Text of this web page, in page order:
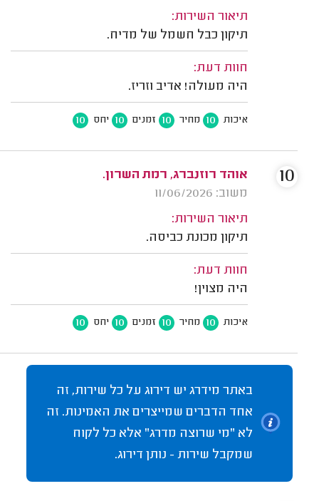
תיאור השירות:
תיקון כבל חשמל של מדיח.
חוות דעת:
היה מעולה! אדיב וזריז.
איכות 10 מחיר 10 זמנים 10 יחס 10
אוהד רוזנברג, רמת השרון.
משוב: 11/06/2026
תיאור השירות:
תיקון מכונת כביסה.
חוות דעת:
היה מצוין!
איכות 10 מחיר 10 זמנים 10 יחס 10
10
באתר מידרג יש דירוג על כל שירות, זה
אחד הדברים שמייצרים את האמינות. זה
לא "מי שרוצה מדרג" אלא כל לקוח
שמקבל שירות - נותן דירוג.